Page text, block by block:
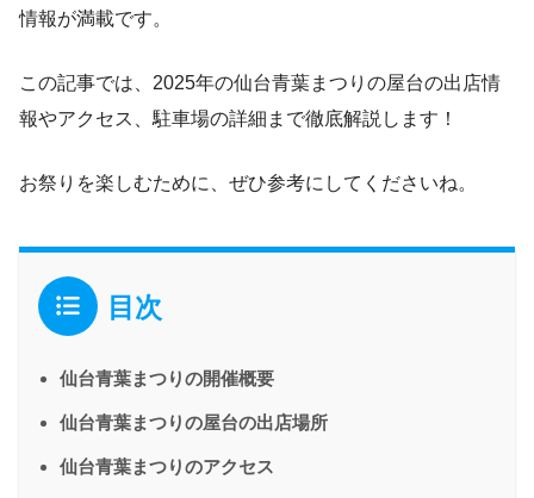
情報が満載です。
この記事では、2025年の仙台青葉まつりの屋台の出店情
報やアクセス、駐車場の詳細まで徹底解説します！
お祭りを楽しむために、ぜひ参考にしてくださいね。
目次
仙台青葉まつりの開催概要
仙台青葉まつりの屋台の出店場所
仙台青葉まつりのアクセス